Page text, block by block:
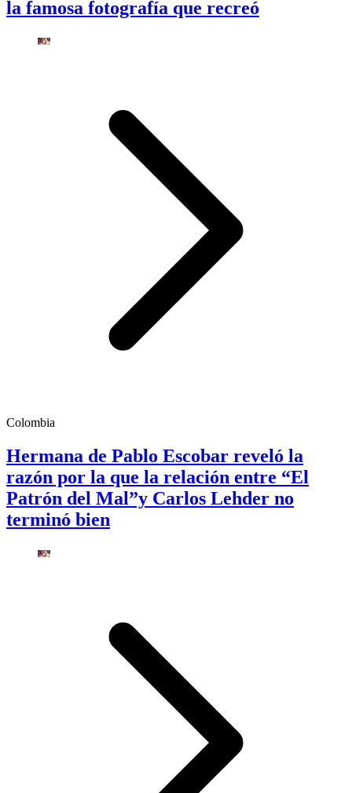
la famosa fotografía que recreó
Colombia
Hermana de Pablo Escobar reveló la
razón por la que la relación entre “El
Patrón del Mal”y Carlos Lehder no
terminó bien